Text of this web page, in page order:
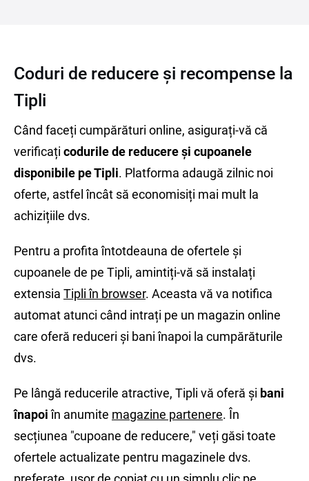
Coduri de reducere și recompense la
Tipli
Când faceți cumpărături online, asigurați-vă că
verificați codurile de reducere și cupoanele
disponibile pe Tipli. Platforma adaugă zilnic noi
oferte, astfel încât să economisiți mai mult la
achizițiile dvs.
Pentru a profita întotdeauna de ofertele și
cupoanele de pe Tipli, amintiți-vă să instalați
extensia Tipli în browser. Aceasta vă va notifica
automat atunci când intrați pe un magazin online
care oferă reduceri și bani înapoi la cumpărăturile
dvs.
Pe lângă reducerile atractive, Tipli vă oferă și bani
înapoiîn anumite magazine partenere. În
secțiunea "cupoane de reducere," veți găsi toate
ofertele actualizate pentru magazinele dvs.